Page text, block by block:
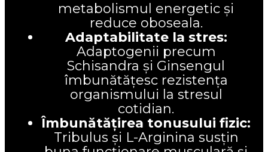
metabolismul energetic și
reduce oboseala.
Adaptabilitate la stres:
Adaptogenii precum
Schisandra și Ginsengul
îmbunătățesc rezistența
organismului la stresul
cotidian.
Îmbunătățirea tonusului fizic:
Tribulus și L-Arginina susțin